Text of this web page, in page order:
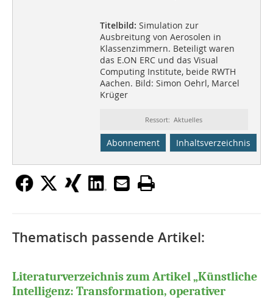
Titelbild: Simulation zur
Ausbreitung von Aerosolen in
Klassenzimmern. Beteiligt waren
das E.ON ERC und das Visual
Computing Institute, beide RWTH
Aachen. Bild: Simon Oehrl, Marcel
Krüger
Ressort: Aktuelles
Abonnement Inhaltsverzeichnis
Thematisch passende Artikel:
Literaturverzeichnis zum Artikel „Künstliche
Intelligenz: Transformation, operativer